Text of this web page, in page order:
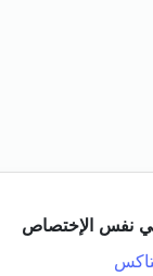
نفس الإختصاص